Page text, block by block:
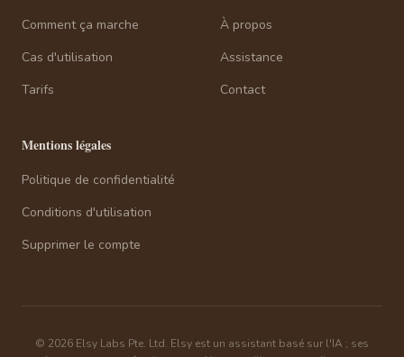
Comment ça marche
Cas d'utilisation
Tarifs
À propos
Assistance
Contact
Mentions légales
Politique de confidentialité
Conditions d'utilisation
Supprimer le compte
© 2026 Elsy Labs Pte. Ltd. Elsy est un assistant basé sur l'IA ; ses